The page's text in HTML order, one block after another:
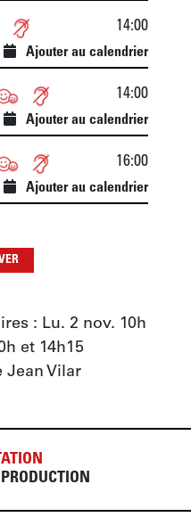
14:00
Ajouter au calendrier
14:00
Ajouter au calendrier
16:00
Ajouter au calendrier
: Lu. 2 nov. 10h
et 14h15
Jean Vilar